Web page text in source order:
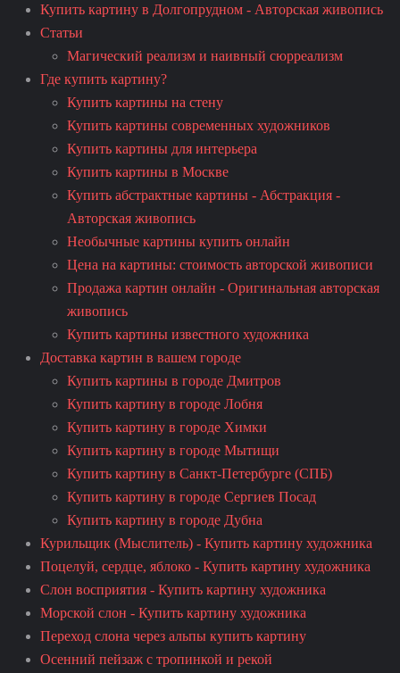
Купить картину в Долгопрудном - Авторская живопись
Статьи
Магический реализм и наивный сюрреализм
Где купить картину?
Купить картины на стену
Купить картины современных художников
Купить картины для интерьера
Купить картины в Москве
Купить абстрактные картины - Абстракция -
Авторская живопись
Необычные картины купить онлайн
Цена на картины: стоимость авторской живописи
Продажа картин онлайн - Оригинальная авторская
живопись
Купить картины известного художника
Доставка картин в вашем городе
Купить картины в городе Дмитров
Купить картину в городе Лобня
Купить картину в городе Химки
Купить картину в городе Мытищи
Купить картину в Санкт-Петербурге (СПБ)
Купить картину в городе Сергиев Посад
Купить картину в городе Дубна
Курильщик (Мыслитель) - Купить картину художника
Поцелуй, сердце, яблоко - Купить картину художника
Слон восприятия - Купить картину художника
Морской слон - Купить картину художника
Переход слона через альпы купить картину
Осенний пейзаж с тропинкой и рекой